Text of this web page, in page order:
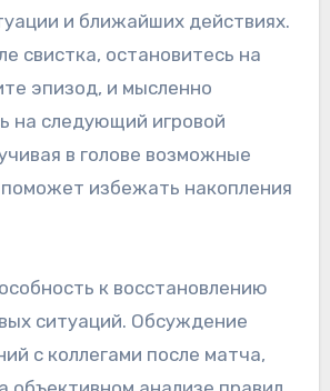
и ближайших действиях.
свистка, остановитесь на
эпизод, и мысленно
на следующий игровой
в голове возможные
избежать накопления
к восстановлению
ситуаций. Обсуждение
с коллегами после матча,